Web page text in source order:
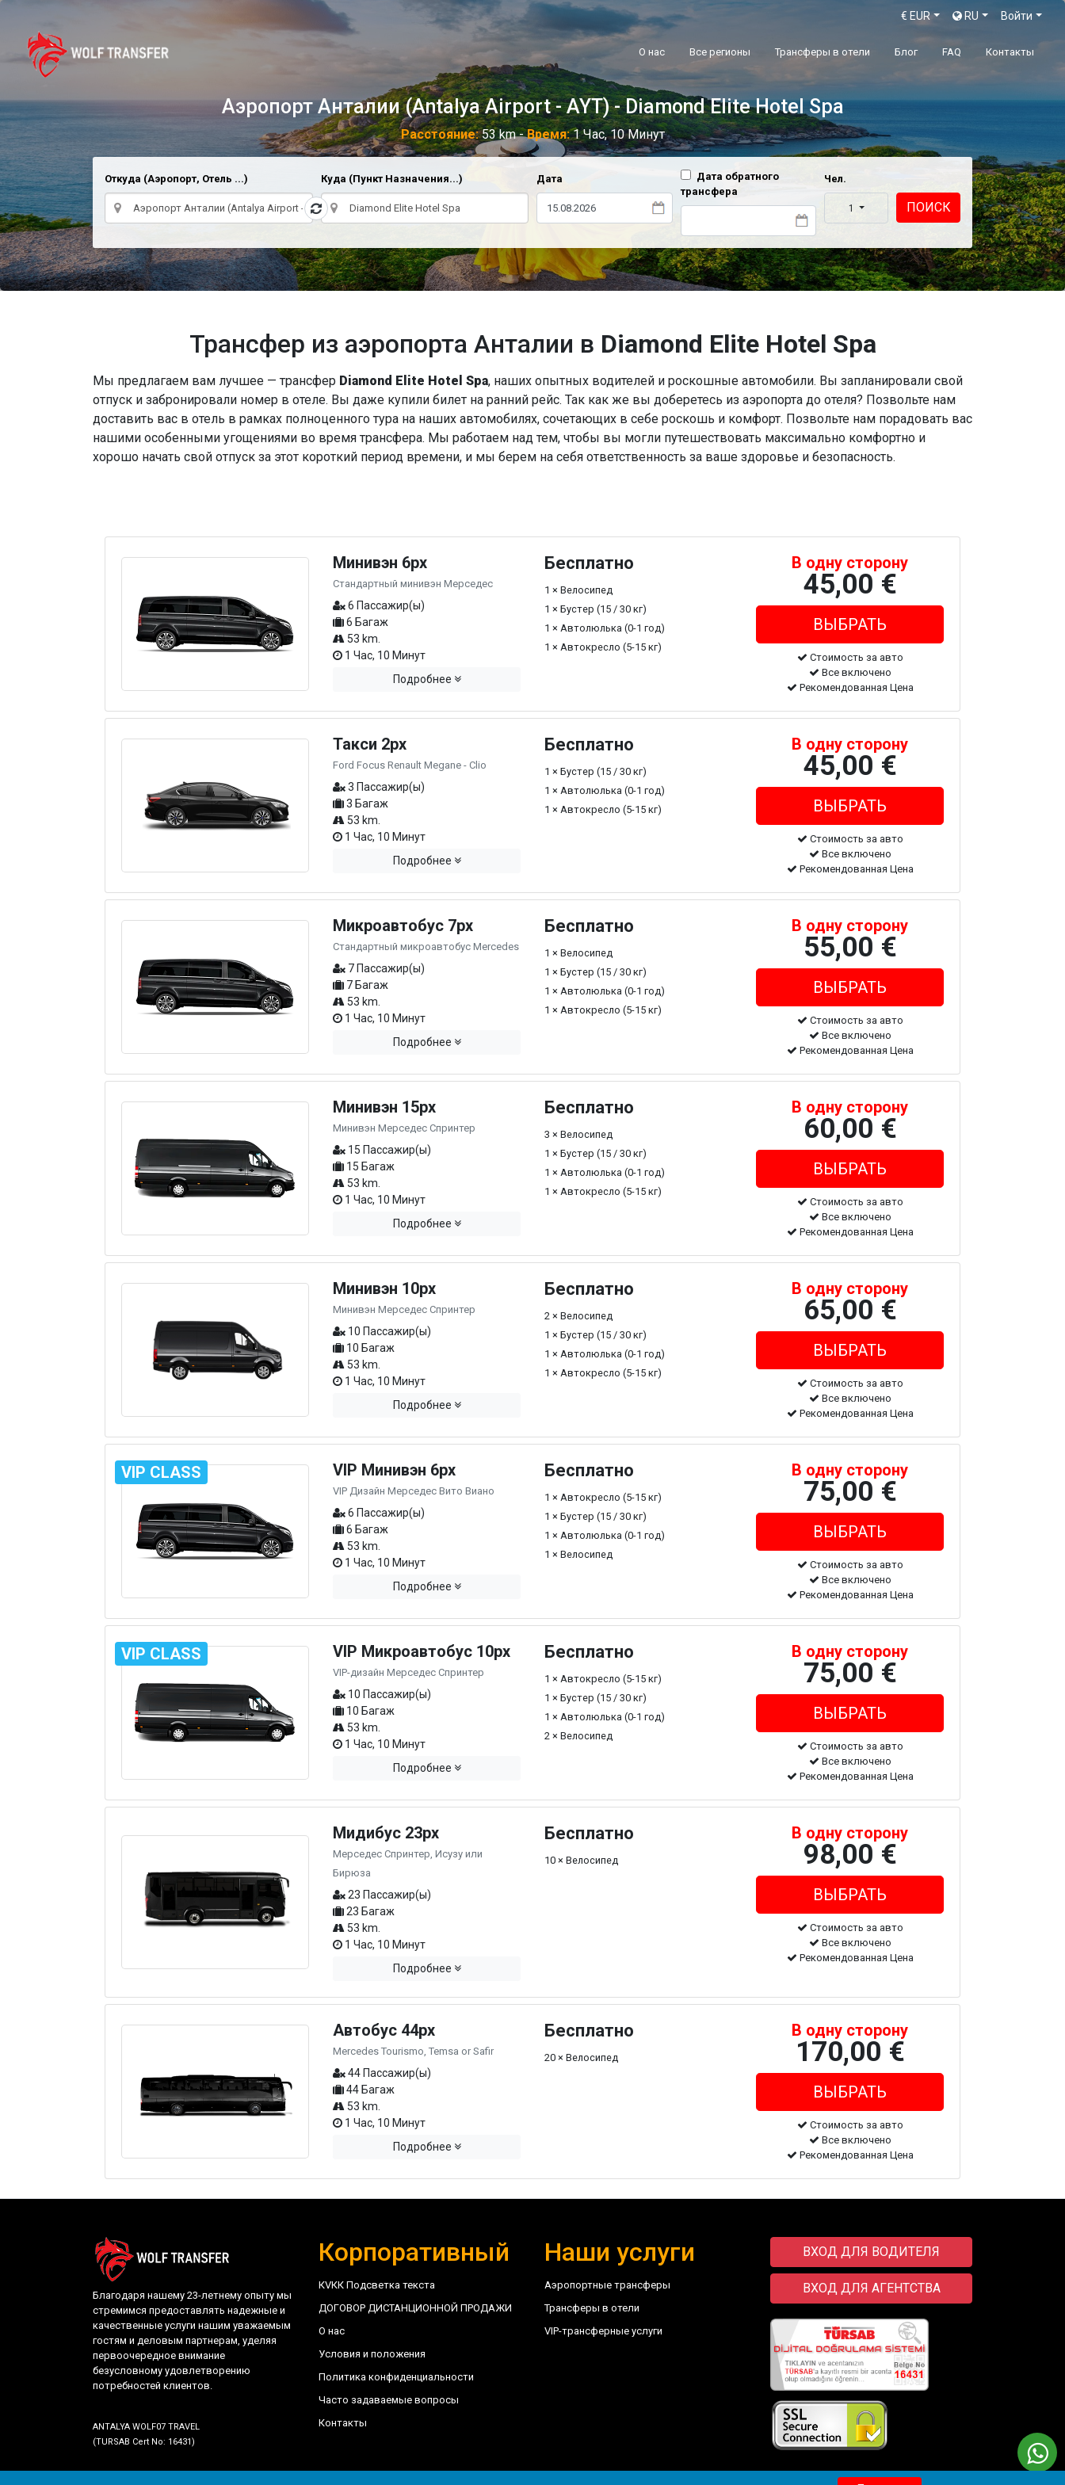
Войти
RU
€ EUR
О нас Все регионы Трансферы в отели Блог FAQ Контакты
Аэропорт Анталии (Antalya Airport - AYT) - Diamond Elite Hotel Spa
Расстояние:53 km -Время:1 Час, 10 Минут
Откуда (Аэропорт, Отель ...) Куда (Пункт Назначения...) Дата
Дата обратного
трансфера
Чел.
1 ПОИСК
Трансфер из аэропорта Анталии в Diamond Elite Hotel Spa
Мы предлагаем вам лучшее — трансфер Diamond Elite Hotel Spa, наших опытных водителей и роскошные автомобили. Вы запланировали свой
отпуск и забронировали номер в отеле. Вы даже купили билет на ранний рейс. Так как же вы доберетесь из аэропорта до отеля? Позвольте нам
доставить вас в отель в рамках полноценного тура на наших автомобилях, сочетающих в себе роскошь и комфорт. Позвольте нам порадовать вас
нашими особенными угощениями во время трансфера. Мы работаем над тем, чтобы вы могли путешествовать максимально комфортно и
хорошо начать свой отпуск за этот короткий период времени, и мы берем на себя ответственность за ваше здоровье и безопасность.
Минивэн 6px
Стандартный минивэн Мерседес
6 Пассажир(ы)
6 Багаж
53 km.
1 Час, 10 Минут
Подробнее
Бесплатно
1 × Велосипед
1 × Бустер (15 / 30 кг)
1 × Автолюлька (0-1 год)
1 × Автокресло (5-15 кг)
В одну сторону
45,00 €
Стоимость за авто
Все включено
Рекомендованная Цена
Такси 2px
Ford Focus Renault Megane - Clio
3 Пассажир(ы)
3 Багаж
53 km.
1 Час, 10 Минут
Подробнее
Бесплатно
1 × Бустер (15 / 30 кг)
1 × Автолюлька (0-1 год)
1 × Автокресло (5-15 кг)
В одну сторону
45,00 €
Стоимость за авто
Все включено
Рекомендованная Цена
Микроавтобус 7px
Стандартный микроавтобус Mercedes
7 Пассажир(ы)
7 Багаж
53 km.
1 Час, 10 Минут
Подробнее
Бесплатно
1 × Велосипед
1 × Бустер (15 / 30 кг)
1 × Автолюлька (0-1 год)
1 × Автокресло (5-15 кг)
В одну сторону
55,00 €
Стоимость за авто
Все включено
Рекомендованная Цена
Минивэн 15px
Минивэн Мерседес Спринтер
15 Пассажир(ы)
15 Багаж
53 km.
1 Час, 10 Минут
Подробнее
Бесплатно
3 × Велосипед
1 × Бустер (15 / 30 кг)
1 × Автолюлька (0-1 год)
1 × Автокресло (5-15 кг)
В одну сторону
60,00 €
Стоимость за авто
Все включено
Рекомендованная Цена
Минивэн 10px
Минивэн Мерседес Спринтер
10 Пассажир(ы)
10 Багаж
53 km.
1 Час, 10 Минут
Подробнее
Бесплатно
2 × Велосипед
1 × Бустер (15 / 30 кг)
1 × Автолюлька (0-1 год)
1 × Автокресло (5-15 кг)
В одну сторону
65,00 €
Стоимость за авто
Все включено
Рекомендованная Цена
VIP CLASS VIP Минивэн 6px
VIP Дизайн Мерседес Вито Виано
6 Пассажир(ы)
6 Багаж
53 km.
1 Час, 10 Минут
Подробнее
Бесплатно
1 × Автокресло (5-15 кг)
1 × Бустер (15 / 30 кг)
1 × Автолюлька (0-1 год)
1 × Велосипед
В одну сторону
75,00 €
Стоимость за авто
Все включено
Рекомендованная Цена
VIP CLASS VIP Микроавтобус 10px
VIP-дизайн Мерседес Спринтер
10 Пассажир(ы)
10 Багаж
53 km.
1 Час, 10 Минут
Подробнее
Бесплатно
1 × Автокресло (5-15 кг)
1 × Бустер (15 / 30 кг)
1 × Автолюлька (0-1 год)
2 × Велосипед
В одну сторону
75,00 €
Стоимость за авто
Все включено
Рекомендованная Цена
Мидибус 23px
Мерседес Спринтер, Исузу или
Бирюза
23 Пассажир(ы)
23 Багаж
53 km.
1 Час, 10 Минут
Подробнее
Бесплатно
10 × Велосипед
В одну сторону
98,00 €
Стоимость за авто
Все включено
Рекомендованная Цена
Автобус 44px
Mercedes Tourismo, Temsa or Safir
44 Пассажир(ы)
44 Багаж
53 km.
1 Час, 10 Минут
Подробнее
Бесплатно
20 × Велосипед
В одну сторону
170,00 €
Стоимость за авто
Все включено
Рекомендованная Цена
Благодаря нашему 23-летнему опыту мы
стремимся предоставлять надежные и
качественные услуги нашим уважаемым
гостям и деловым партнерам, уделяя
первоочередное внимание
безусловному удовлетворению
потребностей клиентов.
ANTALYA WOLF07 TRAVEL
(TURSAB Cert No: 16431)
Корпоративный
КVКК Подсветка текста
ДОГОВОР ДИСТАНЦИОННОЙ ПРОДАЖИ
О нас
Условия и положения
Политика конфиденциальности
Часто задаваемые вопросы
Контакты
Наши услуги
Аэропортные трансферы
Трансферы в отели
VIP-трансферные услуги
ВХОД ДЛЯ ВОДИТЕЛЯ
ВХОД ДЛЯ АГЕНТСТВА